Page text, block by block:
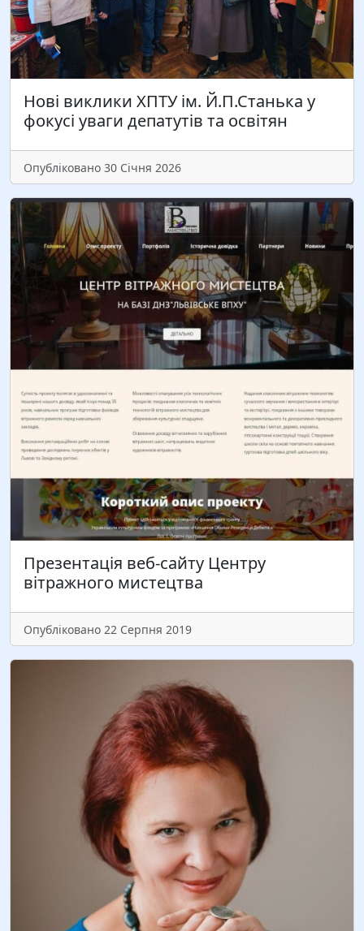
Нові виклики ХПТУ ім. Й.П.Станька у
фокусі уваги депатутів та освітян
Опубліковано 30 Січня 2026
культурної…
Читати більше
Презентація веб-сайту Центру
вітражного мистецтва
Опубліковано 22 Серпня 2019
Директор та колектив ЛННЦ щиро вітає з ювілеєм
старшого наукового співробітника, кандидата
психологічних наук, доцента кафедри теорії і
методики технологічної освіти, креслення і
комп’ютерної графіки Інженерно-педагогічного
Читати більше